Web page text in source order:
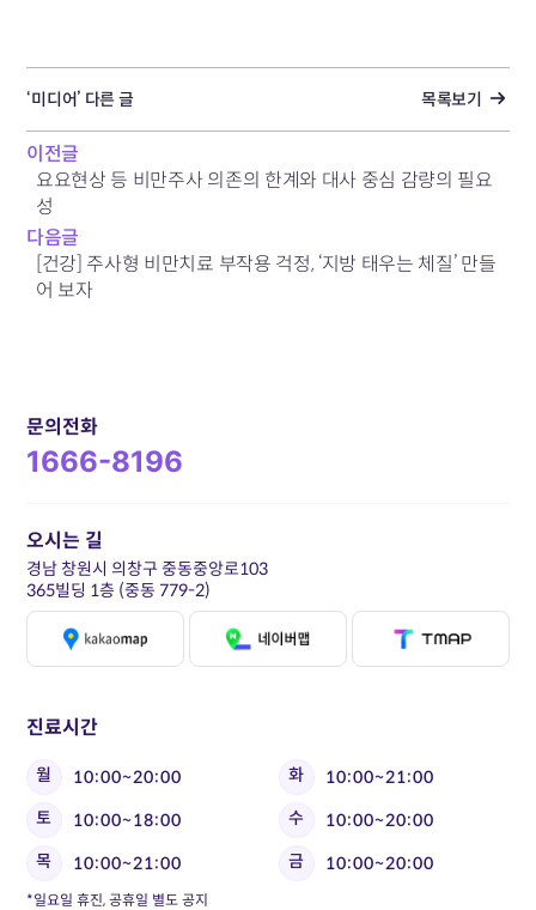
‘미디어’ 다른 글 목록보기
이전글
요요현상 등 비만주사 의존의 한계와 대사 중심 감량의 필요
성
다음글
[건강] 주사형 비만치료 부작용 걱정, ‘지방 태우는 체질’ 만들
어 보자
문의전화
1666-8196
진료시간
월 10:00~20:00 화
10:00~21:00
토
10:00~18:00 수
10:00~20:00
목
10:00~21:00 금 10:00~20:00
*일요일 휴진, 공휴일 별도 공지
오시는 길
경남 창원시 의창구 중동중앙로103
365빌딩 1층 (중동 779-2)